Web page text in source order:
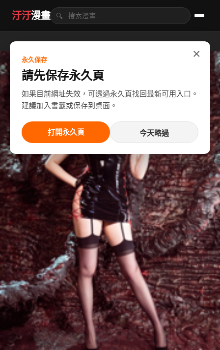
汙汙漫畫 🔍
×
永久保存
請先保存永久頁
如果目前網址失效，可透過永久頁找回最新可用入口。
建議加入書籤或保存到桌面。
打開永久頁 今天略過